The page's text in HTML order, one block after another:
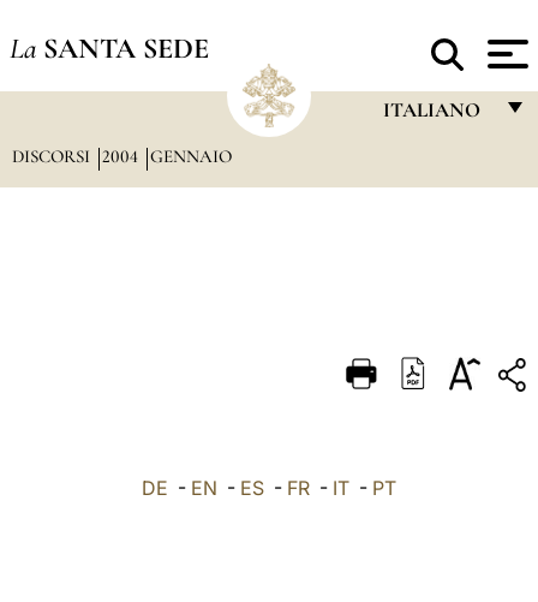
La SANTA SEDE
ITALIANO
DEUTSCH
العربيّة
DISCORSI 2004 GENNAIO
DE - EN - ES - FR - IT - PT